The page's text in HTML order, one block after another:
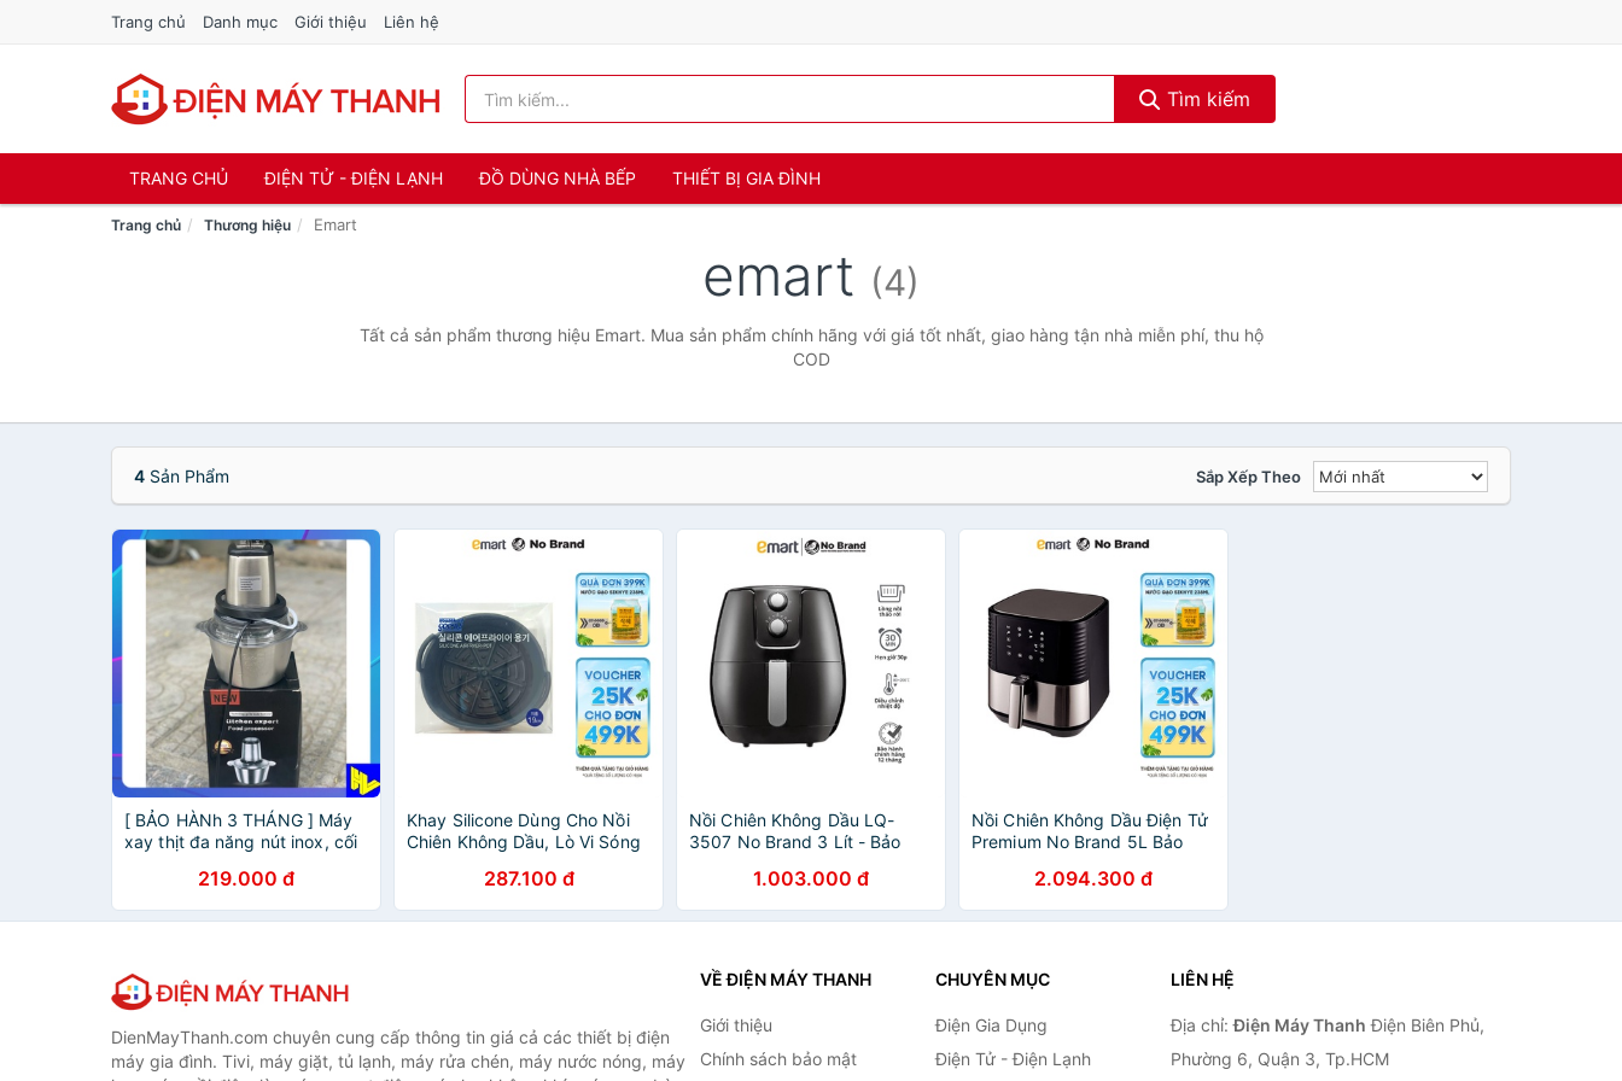
Trang chủ Danh mục Giới thiệu Liên hệ
Tìm kiếm
TRANG CHỦ ĐIỆN TỬ - ĐIỆN LẠNH ĐỒ DÙNG NHÀ BẾP THIẾT BỊ GIA ĐÌNH
Trang chủ Thương hiệu Emart
emart (4)
Tất cả sản phẩm thương hiệu Emart. Mua sản phẩm chính hãng với giá tốt nhất, giao hàng tận nhà miễn phí, thu hộ
COD
4 Sản Phẩm Sắp Xếp Theo
[ BẢO HÀNh 3 THÁNG ] Máy
xay thịt đa năng nút inox, cối
219.000 đ
Khay Silicone Dùng Cho Nồi
Chiên Không Dầu, Lò Vi Sóng
287.100 đ
Nồi Chiên Không Dầu LQ-
3507 No Brand 3 Lít - Bảo
1.003.000 đ
Nồi Chiên Không Dầu Điện Tử
Premium No Brand 5L Bảo
2.094.300 đ
DienMayThanh.com chuyên cung cấp thông tin giá cả các thiết bị điện
máy gia đình. Tivi, máy giặt, tủ lạnh, máy rửa chén, máy nước nóng, máy
VỀ ĐIỆN MÁY THANH
Giới thiệu
Chính sách bảo mật
CHUYÊN MỤC
Điện Gia Dụng
Điện Tử - Điện Lạnh
LIÊN HỆ
Địa chỉ:Điện Máy Thanh Điện Biên Phủ,
Phường 6, Quận 3, Tp.HCM